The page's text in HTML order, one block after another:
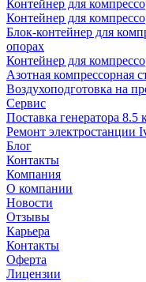
Контейнер для
Контейнер для
Блок-контейнер для
опорах
Контейнер для
Азотная компрессорная
Воздухоподготовка на
Сервис
Поставка генератора
Ремонт электростанции
Блог
Контакты
Компания
О компании
Новости
Отзывы
Карьера
Контакты
Оферта
Лицензии